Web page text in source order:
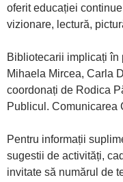
oferit educației
vizionare, lectură,
Bibliotecarii implicați în
Mihaela Mircea, Carla
coordonați de Rodica
Publicul. Comunicarea
Pentru informații
sugestii de activități,
invitate să numărul de